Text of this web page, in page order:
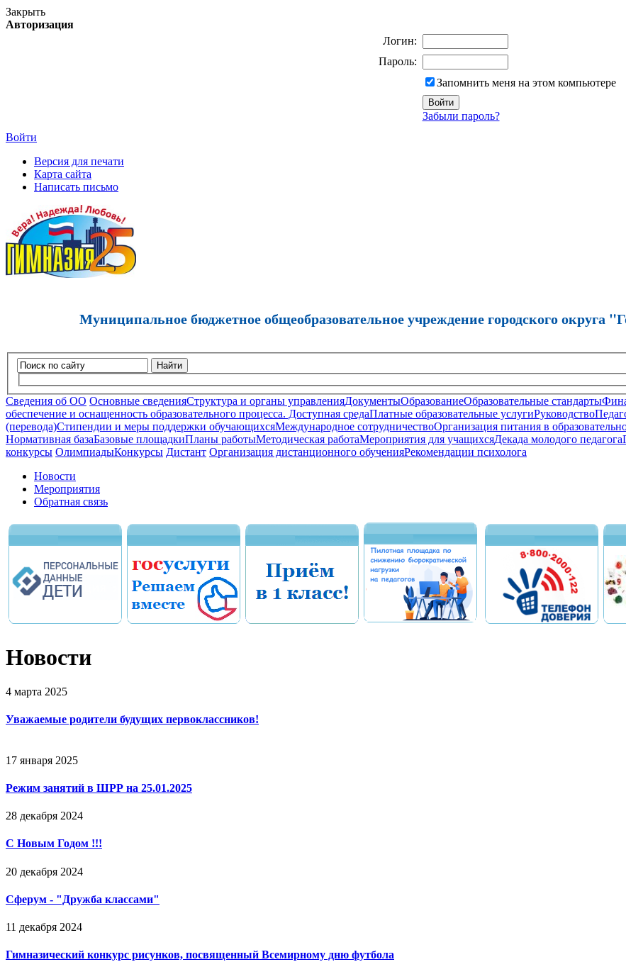
Закрыть
Авторизация
Логин:
Пароль:
Запомнить меня на этом компьютере
Забыли пароль?
Войти
Версия для печати
Карта сайта
Написать письмо
Муниципальное бюджетное общеобразовательное учреждение городского
Найти
Сведения об ОО Основные сведенияСтруктура и органы управленияДокументыОбразованиеОбразовательные стандарты
обеспечение и оснащенность образовательного процесса. Доступная средаПлатные образовательные услугиРуководство
(перевода)Стипендии и меры поддержки обучающихсяМеждународное сотрудничествоОрганизация питания в
Нормативная базаБазовые площадкиПланы работыМетодическая работаМероприятия для учащихсяДекада молодого педагога
конкурсы ОлимпиадыКонкурсы Дистант Организация дистанционного обученияРекомендации психолога
Новости
Мероприятия
Обратная связь
Новости
4 марта 2025
Уважаемые родители будущих первоклассников!
17 января 2025
Режим занятий в ШРР на 25.01.2025
28 декабря 2024
С Новым Годом !!!
20 декабря 2024
Сферум - "Дружба классами"
11 декабря 2024
Гимназический конкурс рисунков, посвященный Всемирному дню футбола